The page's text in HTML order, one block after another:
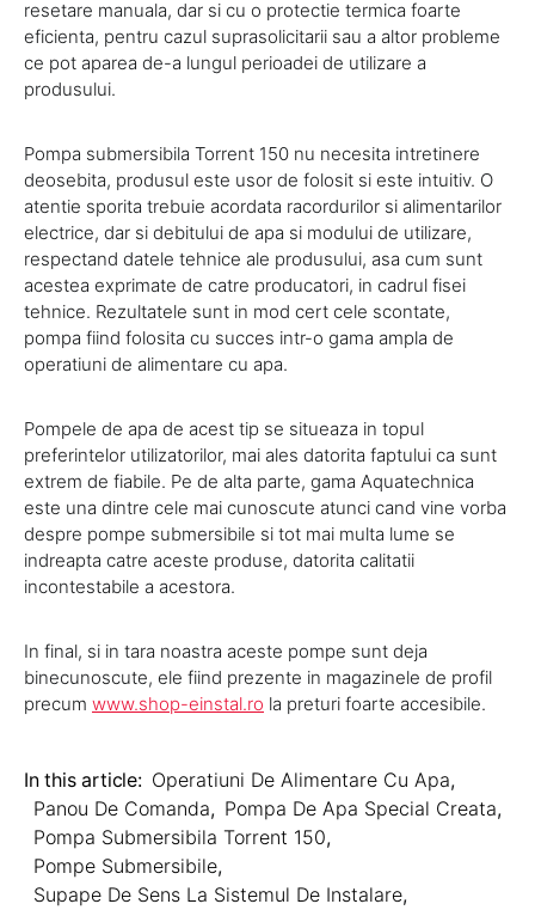
resetare manuala, dar si cu o protectie termica foarte
eficienta, pentru cazul suprasolicitarii sau a altor probleme
ce pot aparea de-a lungul perioadei de utilizare a
produsului.
Pompa submersibila Torrent 150 nu necesita intretinere
deosebita, produsul este usor de folosit si este intuitiv. O
atentie sporita trebuie acordata racordurilor si alimentarilor
electrice, dar si debitului de apa si modului de utilizare,
respectand datele tehnice ale produsului, asa cum sunt
acestea exprimate de catre producatori, in cadrul fisei
tehnice. Rezultatele sunt in mod cert cele scontate,
pompa fiind folosita cu succes intr-o gama ampla de
operatiuni de alimentare cu apa.
Pompele de apa de acest tip se situeaza in topul
preferintelor utilizatorilor, mai ales datorita faptului ca sunt
extrem de fiabile. Pe de alta parte, gama Aquatechnica
este una dintre cele mai cunoscute atunci cand vine vorba
despre pompe submersibile si tot mai multa lume se
indreapta catre aceste produse, datorita calitatii
incontestabile a acestora.
In final, si in tara noastra aceste pompe sunt deja
binecunoscute, ele fiind prezente in magazinele de profil
precum www.shop-einstal.ro la preturi foarte accesibile.
In this article: Operatiuni De Alimentare Cu Apa,
Panou De Comanda, Pompa De Apa Special Creata,
Pompa Submersibila Torrent 150,
Pompe Submersibile,
Supape De Sens La Sistemul De Instalare,